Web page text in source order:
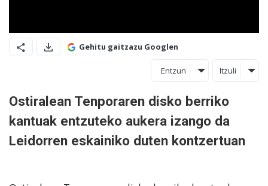
Gehitu gaitzazu Googlen
Entzun Itzuli
Ostiralean Tenporaren disko berriko
kantuak entzuteko aukera izango da
Leidorren eskainiko duten kontzertuan